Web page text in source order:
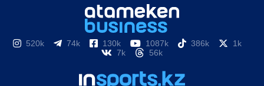
520k 74k 130k 1087k 386k
1k
7k
56k